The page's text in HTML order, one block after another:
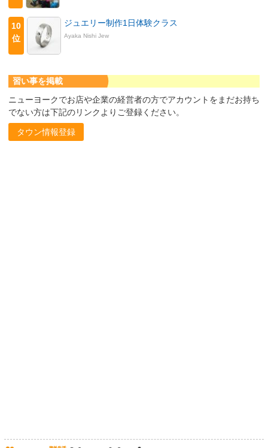
10
位
ジュエリー制作1日体験クラス
Ayaka Nishi Jew
習い事を掲載
ニューヨークでお店や企業の経営者の方でアカウントをまだお持ち
でない方は下記のリンクよりご登録ください。
タウン情報登録